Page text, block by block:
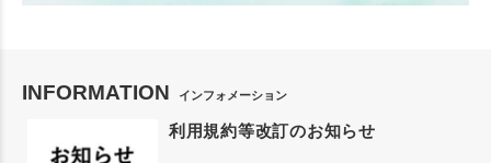
INFORMATION インフォメーション
利用規約等改訂のお知らせ